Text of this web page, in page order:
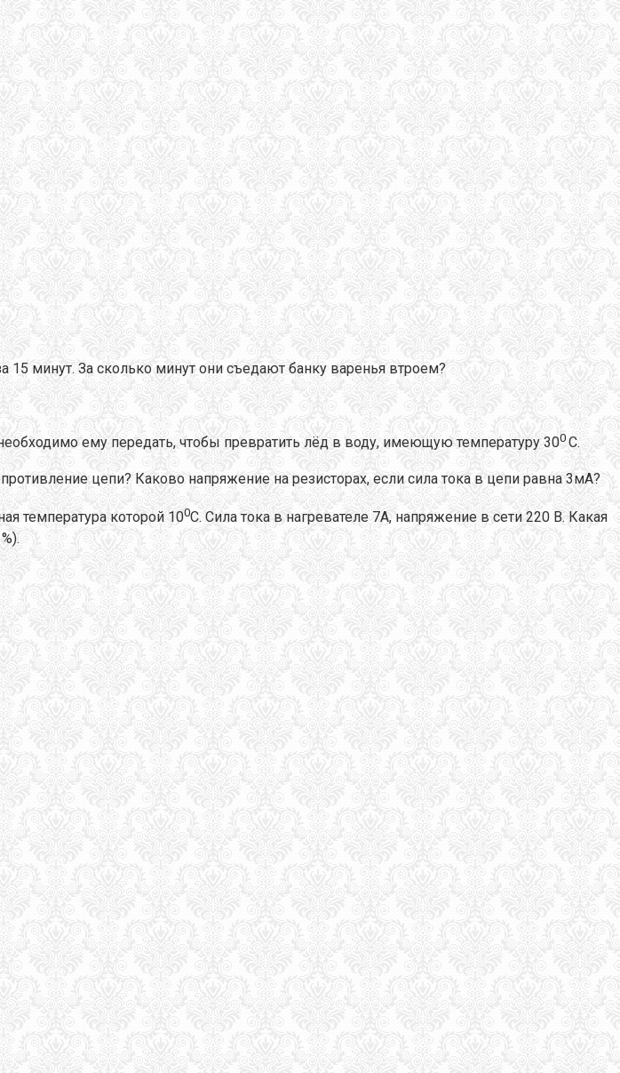
минут. За сколько минут они съедают банку варенья втроем?
ему передать, чтобы превратить лёд в воду, имеющую температуру 300 С.
цепи? Каково напряжение на резисторах, если сила тока в цепи равна 3мА?
температура которой 100С. Сила тока в нагревателе 7А, напряжение в сети 220 В. Какая